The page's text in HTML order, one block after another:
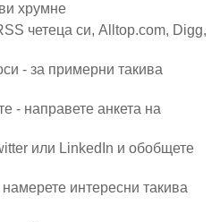
хрумне
четеца си, Alltop.com, Digg,
- за примерни такива
- направете анкета на
или LinkedIn и обобщете
интересни такива